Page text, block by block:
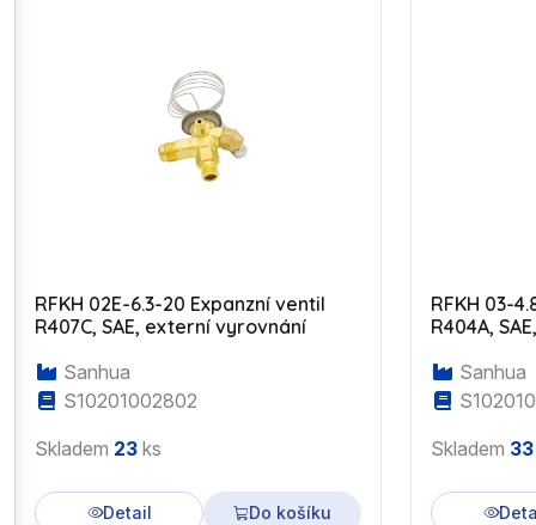
RFKH 02E-6.3-20 Expanzní ventil
R407C, SAE, externí vyrovnání
Sanhua
S10201002802
Skladem 23 ks
Detail Do košíku
RFKH 03-
R404A,
Sanhua
Skladem 33